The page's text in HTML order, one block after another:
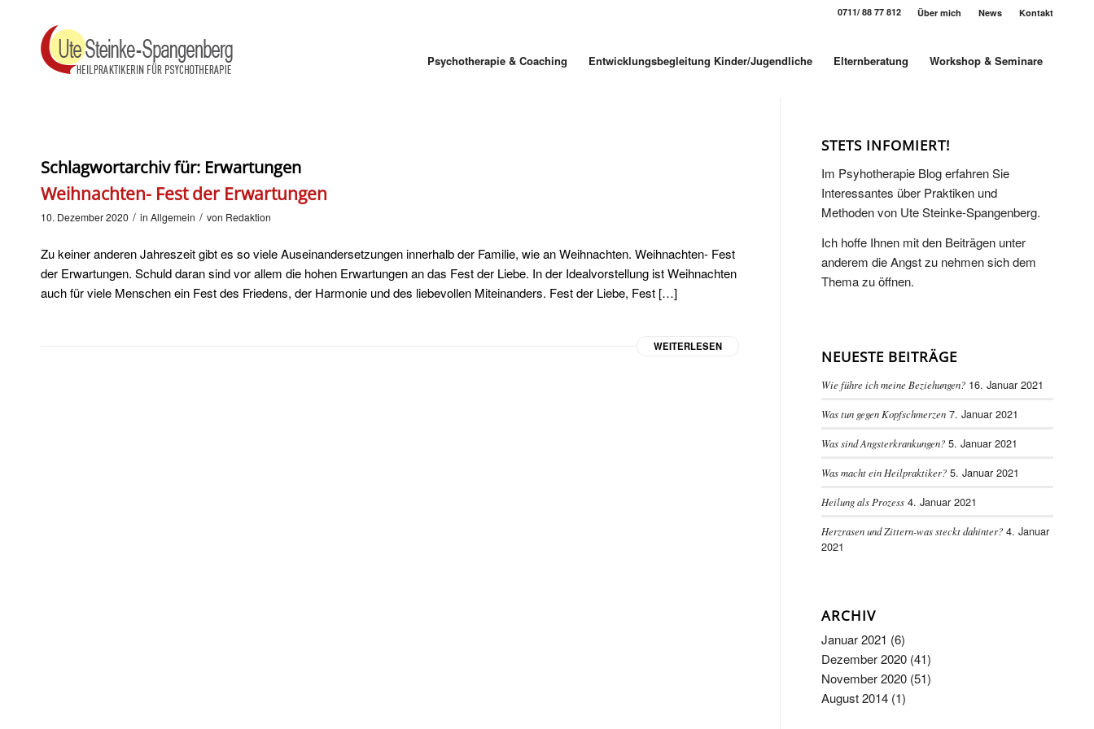
Über mich News Kontakt
0711/ 88 77 812
Psychotherapie & Coaching Entwicklungsbegleitung Kinder/Jugendliche Elternberatung Workshop & Seminare
Schlagwortarchiv für: Erwartungen
Weihnachten- Fest der Erwartungen
10. Dezember 2020 / in Allgemein / von Redaktion
Zu keiner anderen Jahreszeit gibt es so viele Auseinandersetzungen innerhalb der Familie, wie an Weihnachten. Weihnachten- Fest
der Erwartungen. Schuld daran sind vor allem die hohen Erwartungen an das Fest der Liebe. In der Idealvorstellung ist Weihnachten
auch für viele Menschen ein Fest des Friedens, der Harmonie und des liebevollen Miteinanders. Fest der Liebe, Fest […]
WEITERLESEN
STETS INFOMIERT!
Im Psyhotherapie Blog erfahren Sie
Interessantes über Praktiken und
Methoden von Ute Steinke-Spangenberg.
Ich hoffe Ihnen mit den Beiträgen unter
anderem die Angst zu nehmen sich dem
Thema zu öffnen.
NEUESTE BEITRÄGE
Wie führe ich meine Beziehungen? 16. Januar 2021
Was tun gegen Kopfschmerzen 7. Januar 2021
Was sind Angsterkrankungen? 5. Januar 2021
Was macht ein Heilpraktiker? 5. Januar 2021
Heilung als Prozess 4. Januar 2021
Herzrasen und Zittern-was steckt dahinter? 4. Januar
2021
ARCHIV
Januar 2021 (6)
Dezember 2020 (41)
November 2020 (51)
August 2014 (1)